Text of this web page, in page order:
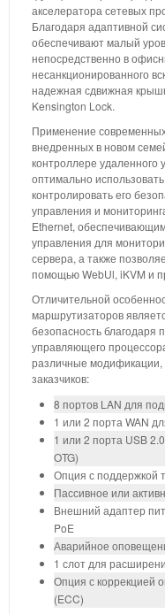
акселератора сетевых
Благодаря адаптивной
обеспечивают малый
непосредственно в
несанкционированного
надежная сдвижная
Kensington Lock.
Применение
внедренных в новом
контроллере
оптимально
контролировать его
управления и
Ethernet,
управления для
сервера, а также
помощью WebUl, iKVM и
Отличительной
маршрутизаторов
безопасность благодаря
управляющего
различные
заказчиков:
8 портов LAN для
1 или 2 порта WAN
1 или 2 порта USB
OTG)
Опция с поддержкой
Пассивное или
Внешний адаптер
PoE
Аварийное
1 слот для
Опция с коррекцией
(ECC)